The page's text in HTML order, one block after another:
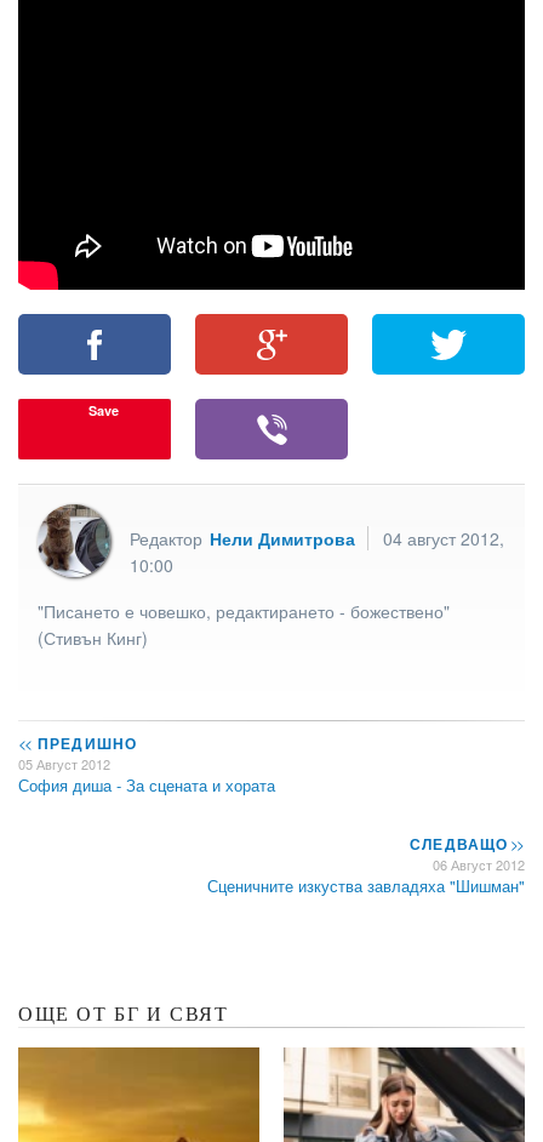
Save
Редактор Нели Димитрова
04 август 2012,
10:00
"Писането е човешко, редактирането - божествено"
(Стивън Кинг)
<< ПРЕДИШНО
05 Август 2012
София диша - За сцената и хората
СЛЕДВАЩО>>
06 Август 2012
Сценичните изкуства завладяха "Шишман"
ОЩЕ ОТ БГ И СВЯТ